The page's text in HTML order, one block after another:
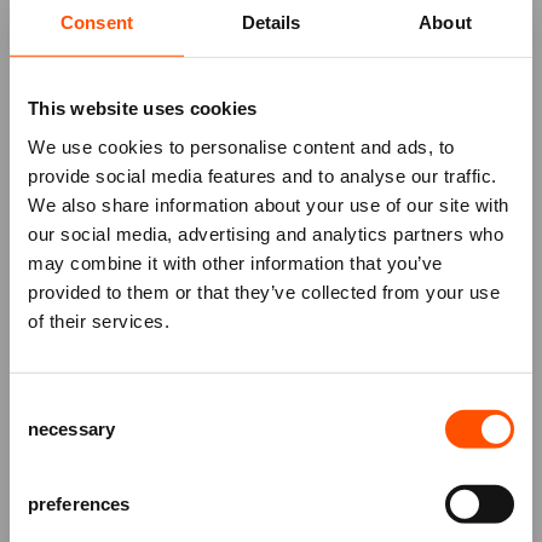
Consent Details About
This website uses cookies
We use cookies to personalise content and ads, to
provide social media features and to analyse our traffic.
We also share information about your use of our site with
our social media, advertising and analytics partners who
may combine it with other information that you’ve
provided to them or that they’ve collected from your use
of their services.
Selection
necessary
preferences
deze voorstellingen. Mis deze kans niet en
blijf op de hoogte voor de start van de
kaartverkoop tijdens de Koninklijke 10-
MEER INFO
Mis niks
en speciale aanbiedingen!